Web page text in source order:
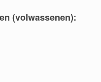
(volwassenen):